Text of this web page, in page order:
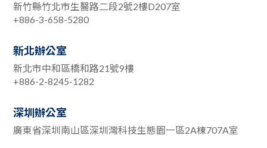
新竹縣竹北市生醫路二段2號2樓D207室
+886-3-658-5280
新北辦公室
新北市中和區橋和路21號9樓
+886-2-8245-1282
深圳辦公室
廣東省深圳南山區深圳灣科技生態園一區2A棟707A室